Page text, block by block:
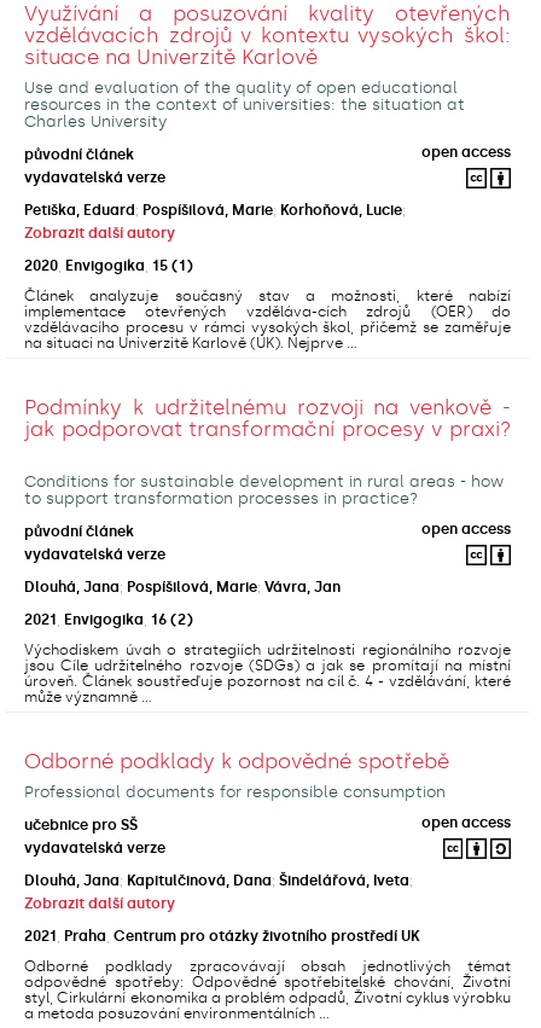
Využívání a posuzování kvality otevřených
vzdělávacích zdrojů v kontextu vysokých škol:
situace na Univerzitě Karlově
Use and evaluation of the quality of open educational
resources in the context of universities: the situation at
Charles University
původní článek
open access
vydavatelská verze
Petiška, Eduard ; Pospíšilová, Marie; Korhoňová, Lucie;
Zobrazit další autory
2020 Envigogika 15 (1)
Článek analyzuje současný stav a možnosti, které nabízí
implementace otevřených vzděláva-cích zdrojů (OER) do
vzdělávacího procesu v rámci vysokých škol, přičemž se zaměřuje
na situaci na Univerzitě Karlově (UK). Nejprve ...
Podmínky k udržitelnému rozvoji na venkově -
jak podporovat transformační procesy v praxi?
Conditions for sustainable development in rural areas - how
to support transformation processes in practice?
původní článek
open access
vydavatelská verze
Dlouhá, Jana; Pospíšilová, Marie; Vávra, Jan
2021
Envigogika 16 (2)
Východiskem úvah o strategiích udržitelnosti regionálního rozvoje
jsou Cíle udržitelného rozvoje (SDGs) a jak se promítají na místní
úroveň. Článek soustřeďuje pozornost na cíl č. 4 - vzdělávání, které
může významně ...
Odborné podklady k odpovědné spotřebě
Professional documents for responsible consumption
učebnice pro SŠ
open access
vydavatelská verze
Dlouhá, Jana; Kapitulčinová, Dana; Šindelářová, Iveta;
Zobrazit další autory
2021
Praha Centrum pro otázky životního prostředí UK
Odborné podklady zpracovávají obsah jednotlivých témat
odpovědné spotřeby: Odpovědné spotřebitelské chování, Životní
styl, Cirkulární ekonomika a problém odpadů, Životní cyklus výrobku
a metoda posuzování environmentálních ...